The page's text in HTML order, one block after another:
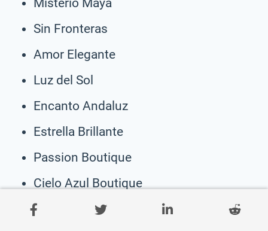
Misterio Maya
Sin Fronteras
Amor Elegante
Luz del Sol
Encanto Andaluz
Estrella Brillante
Passion Boutique
Cielo Azul Boutique
Sonrisa Estilo